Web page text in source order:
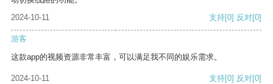
2024-10-11
支持[0] 反对[0]
游客
这款app的视频资源非常丰富，可以满足我不同的娱乐需求。
2024-10-11 支持[0] 反对[0]